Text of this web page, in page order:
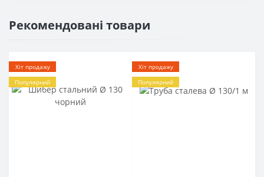
Рекомендовані товари
Хіт продажу
Популярний
Хіт продажу
Популярний